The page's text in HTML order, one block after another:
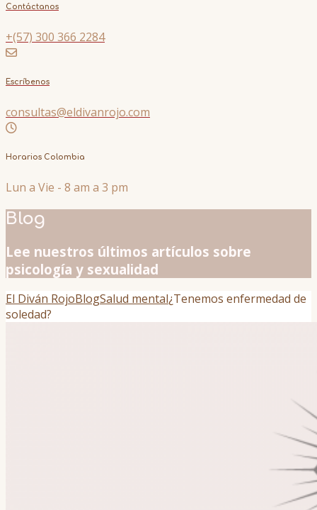
Contáctanos
+(57) 300 366 2284
Escríbenos
consultas@eldivanrojo.com
Horarios Colombia
Lun a Vie - 8 am a 3 pm
Blog
Lee nuestros últimos artículos sobre
psicología y sexualidad
El Diván RojoBlogSalud mental¿Tenemos enfermedad de
soledad?